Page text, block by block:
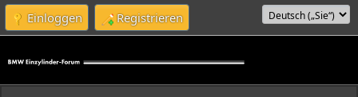
Einloggen Registrieren